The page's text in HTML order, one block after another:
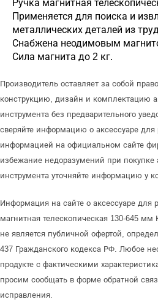
Ручка магнитная
Применяется для поиска и
металлических деталей из
Снабжена неодимовым
Сила магнита до 2 кг.
Производитель оставляет за собой
конструкцию, дизайн и комплектацию
инструмента без предварительного
сверяйте информацию о аксессуаре для
информацией на официальном сайте
избежание недоразумений при покупке
инструмента уточняйте информацию у
Информация на сайте о аксессуаре для
магнитная телескопическая 130-645 мм
не является публичной офертой,
437 Гражданского кодекса РФ. Любое
продукте с фактическими
просим сообщать в форме обратной
исправления.